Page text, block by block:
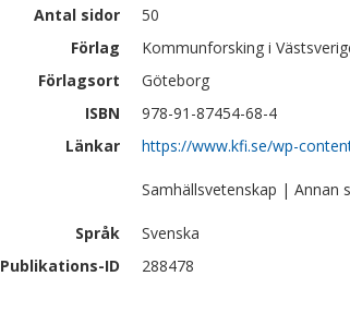
Antal sidor
50
Förlag
Kommunforsking i
Förlagsort
Göteborg
ISBN
978-91-87454-68-4
Länkar
https://www.kfi.se/wp-
Samhällsvetenskap | Annan
Språk
Svenska
Publikations-ID
288478